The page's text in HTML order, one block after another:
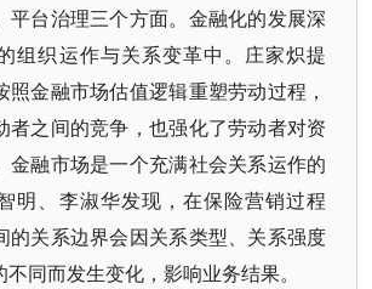
平台治理三个方面。金融化的发展深
组织运作与关系变革中。庄家炽提
照金融市场估值逻辑重塑劳动过程，
者之间的竞争，也强化了劳动者对资
金融市场是一个充满社会关系运作的
明、李淑华发现，在保险营销过程
的关系边界会因关系类型、关系强度
同而发生变化，影响业务结果。